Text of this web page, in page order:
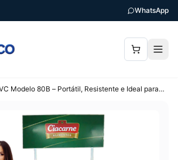
WhatsApp
Modelo 80B – Portátil, Resistente e Ideal para